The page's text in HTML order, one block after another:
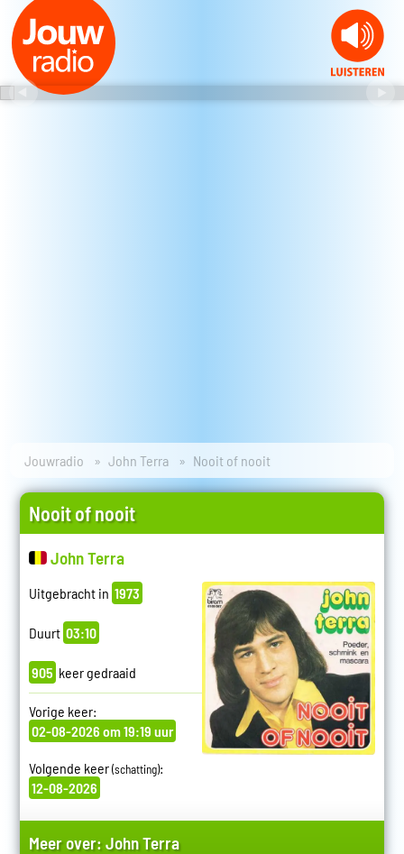
Jouwradio John Terra Nooit of nooit
Nooit of nooit
John Terra
Uitgebracht in 1973
Duurt 03:10
905 keer gedraaid
Vorige keer:
02-08-2026 om 19:19 uur
Volgende keer(schatting):
12-08-2026
Meer over:John Terra